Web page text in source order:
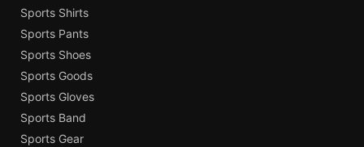
Sports Shirts
Sports Pants
Sports Shoes
Sports Goods
Sports Gloves
Sports Band
Sports Gear